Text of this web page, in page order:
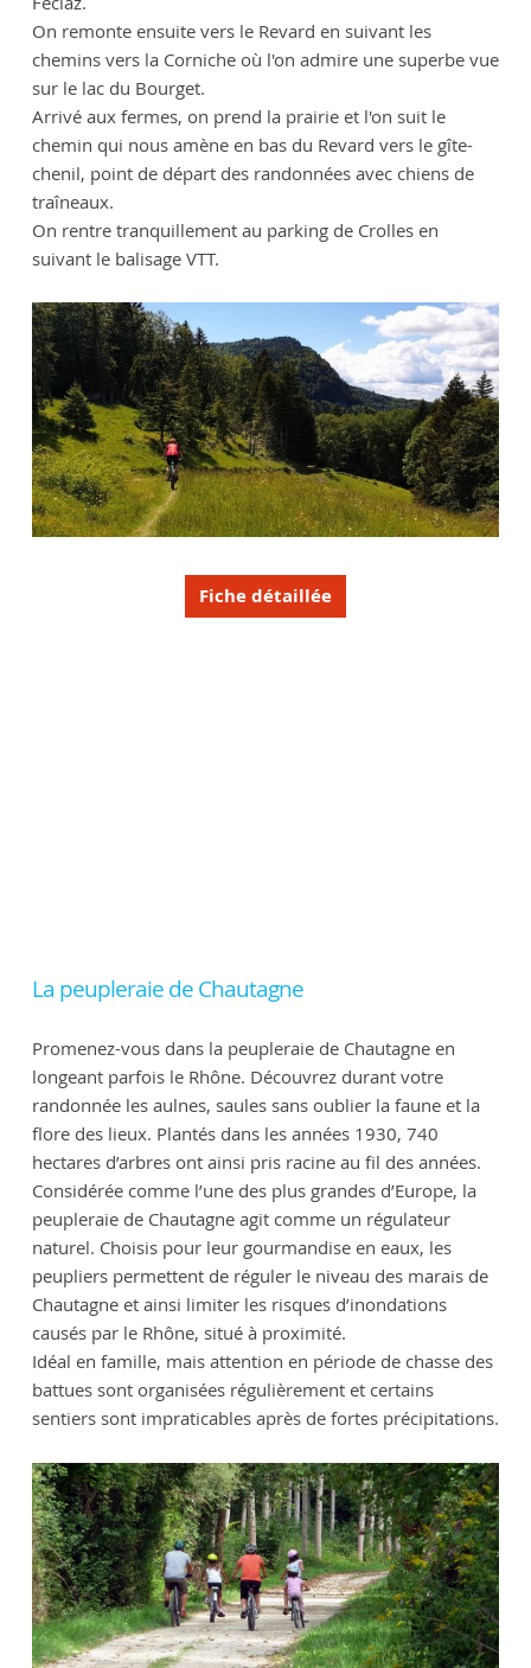
On remonte ensuite vers le Revard en suivant les
chemins vers la Corniche où l'on admire une superbe vue
sur le lac du Bourget.
Arrivé aux fermes, on prend la prairie et l'on suit le
chemin qui nous amène en bas du Revard vers le gîte-
chenil, point de départ des randonnées avec chiens de
traîneaux.
On rentre tranquillement au parking de Crolles en
suivant le balisage VTT.
Fiche détaillée
La peupleraie de Chautagne
Promenez-vous dans la peupleraie de Chautagne en
longeant parfois le Rhône. Découvrez durant votre
randonnée les aulnes, saules sans oublier la faune et la
flore des lieux. Plantés dans les années 1930, 740
hectares d’arbres ont ainsi pris racine au fil des années.
Considérée comme l’une des plus grandes d’Europe, la
peupleraie de Chautagne agit comme un régulateur
naturel. Choisis pour leur gourmandise en eaux, les
peupliers permettent de réguler le niveau des marais de
Chautagne et ainsi limiter les risques d’inondations
causés par le Rhône, situé à proximité.
Idéal en famille, mais attention en période de chasse des
battues sont organisées régulièrement et certains
sentiers sont impraticables après de fortes précipitations.